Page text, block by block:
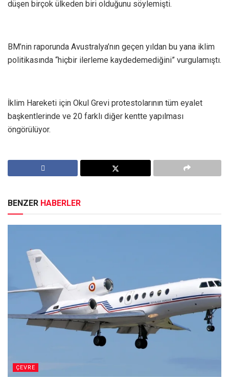
düşen birçok ülkeden biri olduğunu söylemişti.
BM’nin raporunda Avustralya’nın geçen yıldan bu yana iklim
politikasında “hiçbir ilerleme kaydedemediğini” vurgulamıştı.
İklim Hareketi için Okul Grevi protestolarının tüm eyalet
başkentlerinde ve 20 farklı diğer kentte yapılması
öngörülüyor.
BENZER HABERLER
ÇEVRE